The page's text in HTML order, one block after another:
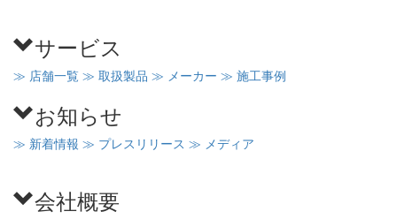
サービス
≫ 店舗一覧 ≫ 取扱製品 ≫ メーカー ≫ 施工事例
お知らせ
≫ 新着情報 ≫ プレスリリース ≫ メディア
会社概要